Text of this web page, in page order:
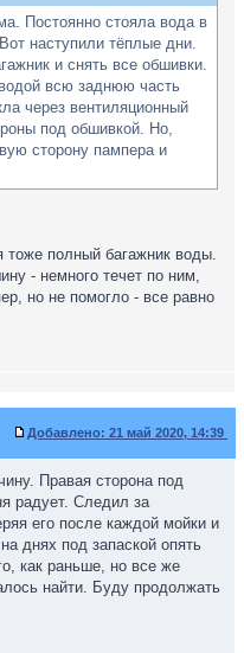
Постоянно стояла вода в
наступили тёплые дни.
и снять все обшивки.
всю заднюю часть
через вентиляционный
под обшивкой. Но,
сторону пампера и
тоже полный багажник воды.
- немного течет по ним,
но не помогло - все равно
Добавлено: 21 май 2020, 14:39
Правая сторона под
радует. Следил за
его после каждой мойки и
днях под запаской опять
как раньше, но все же
найти. Буду продолжать